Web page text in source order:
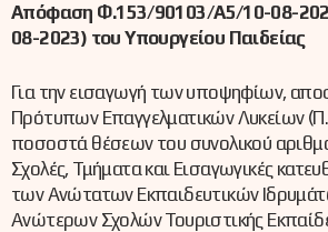
Απόφαση Φ.153/90103/Α5/10-08-
08-2023) του Υπουργείου Παιδείας
Για την εισαγωγή των υποψηφίων,
Πρότυπων Επαγγελματικών Λυκείων
ποσοστά θέσεων του συνολικού
Σχολές, Τμήματα και Εισαγωγικές
των Ανώτατων Εκπαιδευτικών
Ανώτερων Σχολών Τουριστικής